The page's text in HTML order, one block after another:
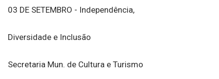
03 DE SETEMBRO - Independência,
Diversidade e Inclusão
Secretaria Mun. de Cultura e Turismo